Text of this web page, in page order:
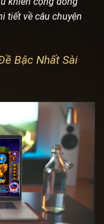
tiết về câu chuyện
Bậc Nhất Sài